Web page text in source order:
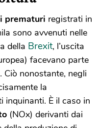
prematuri registrati in
sono avvenuti nelle
della Brexit, l’uscita
facevano parte
. Ciò nonostante, negli
la
inquinanti. È il caso in
(NOx) derivanti dai